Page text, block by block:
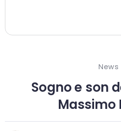
News
Sogno e son
Massimo